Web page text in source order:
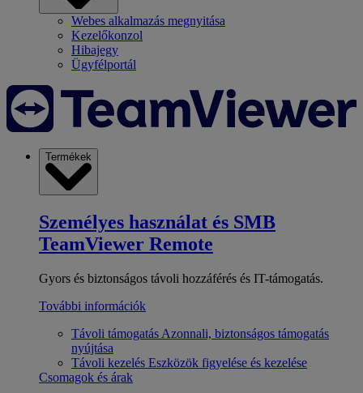
Webes alkalmazás megnyitása
Kezelőkonzol
Hibajegy
Ügyfélportál
Termékek
Személyes használat és SMB
TeamViewer Remote
Gyors és biztonságos távoli hozzáférés és IT-támogatás.
További információk
Távoli támogatás Azonnali, biztonságos támogatás
nyújtása
Távoli kezelés Eszközök figyelése és kezelése
Csomagok és árak